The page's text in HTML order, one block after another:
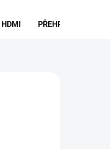
HDMI PŘEHRÁVAČE